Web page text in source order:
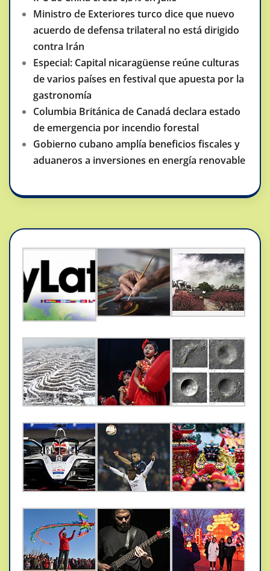
Ministro de Exteriores turco dice que nuevo
acuerdo de defensa trilateral no está dirigido
contra Irán
Especial: Capital nicaragüense reúne culturas
de varios países en festival que apuesta por la
gastronomía
Columbia Británica de Canadá declara estado
de emergencia por incendio forestal
Gobierno cubano amplía beneficios fiscales y
aduaneros a inversiones en energía renovable